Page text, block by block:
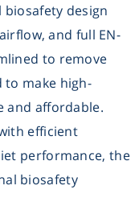
design
and full EN-
to remove
to make high-
and affordable.
efficient
performance, the
biosafety
Washing
Lab Essentials
Filtration